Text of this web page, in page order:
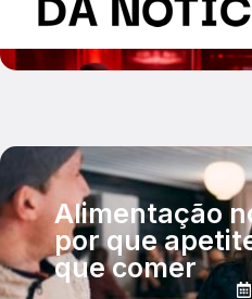
Alimentação
por que
que comer